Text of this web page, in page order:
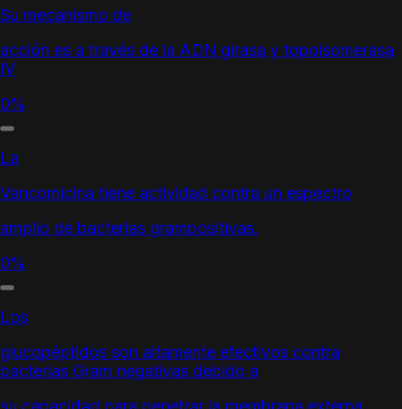
Su mecanismo de
acción es a través de la ADN girasa y topoisomerasa
IV
0%
La
Vancomicina tiene actividad contra un espectro
amplio de bacterias grampositivas.
0%
Los
glucopéptidos son altamente efectivos contra
bacterias Gram negativas debido a